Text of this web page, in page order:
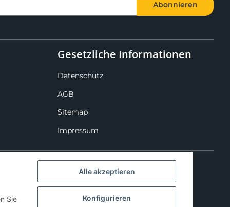
Alle akzeptieren
Konfigurieren
Sie
Abonnieren
Gesetzliche Informationen
Datenschutz
AGB
Sitemap
Impressum